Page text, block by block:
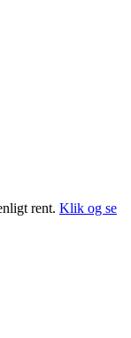
rent. Klik og se